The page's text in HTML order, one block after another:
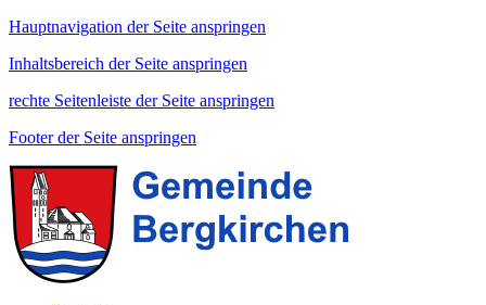
Hauptnavigation der Seite anspringen
Inhaltsbereich der Seite anspringen
rechte Seitenleiste der Seite anspringen
Footer der Seite anspringen